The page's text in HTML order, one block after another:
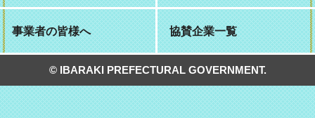
事業者の皆様へ 協賛企業一覧
© IBARAKI PREFECTURAL GOVERNMENT.